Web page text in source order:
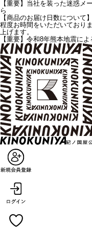
【重要】当社を装った迷惑
ら
【商品のお届け日数について
程度お時間をいただいており
上げます。
【重要】令和8年熊本地震に